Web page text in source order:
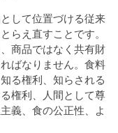
して位置づける従来
らえ直すことです。
商品ではなく共有財
ばなりません。食料
る権利、知らされる
権利、人間として尊
義、食の公正性、よ